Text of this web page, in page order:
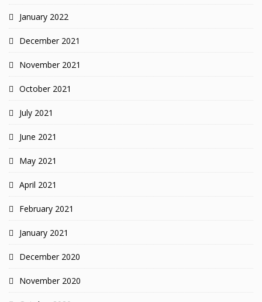
January 2022
December 2021
November 2021
October 2021
July 2021
June 2021
May 2021
April 2021
February 2021
January 2021
December 2020
November 2020